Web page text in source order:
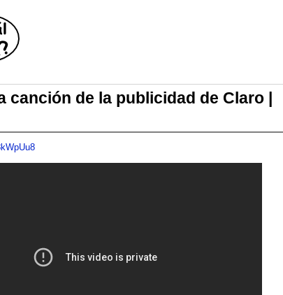
canción de la publicidad de Claro |